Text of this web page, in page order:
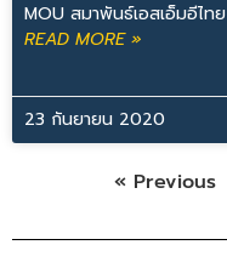
MOU สมาพันธ์เอสเอ็มอีไทย
READ MORE »
23 กันยายน 2020
« Previous